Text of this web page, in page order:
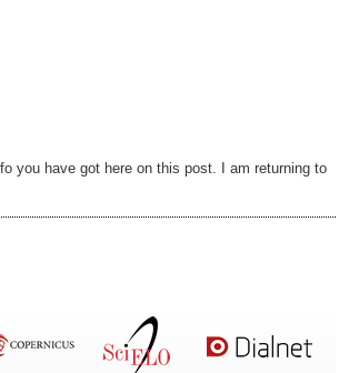
you have got here on this post. I am returning to